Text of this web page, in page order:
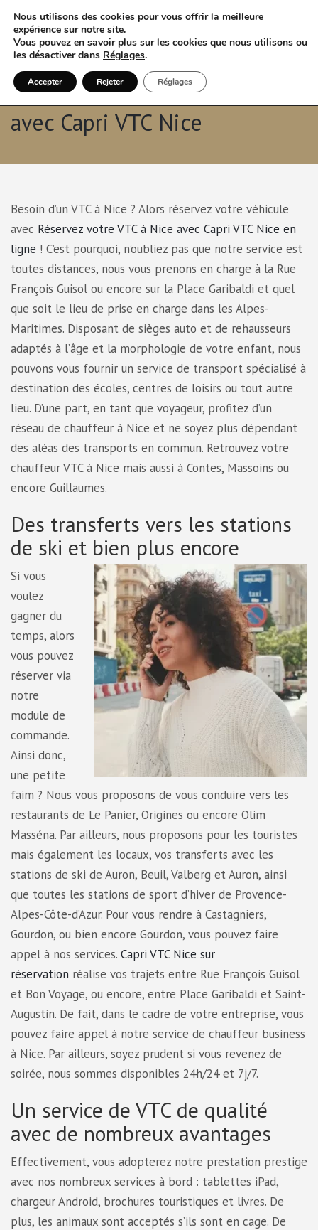
Réservez votre VTC à Nice
avec Capri VTC Nice
Besoin d’un VTC à Nice ? Alors réservez votre véhicule
avec Réservez votre VTC à Nice avec Capri VTC Nice en
ligne ! C’est pourquoi, n’oubliez pas que notre service est
toutes distances, nous vous prenons en charge à la Rue
François Guisol ou encore sur la Place Garibaldi et quel
que soit le lieu de prise en charge dans les Alpes-
Maritimes. Disposant de sièges auto et de rehausseurs
adaptés à l’âge et la morphologie de votre enfant, nous
pouvons vous fournir un service de transport spécialisé à
destination des écoles, centres de loisirs ou tout autre
lieu. D’une part, en tant que voyageur, profitez d’un
réseau de chauffeur à Nice et ne soyez plus dépendant
des aléas des transports en commun. Retrouvez votre
chauffeur VTC à Nice mais aussi à Contes, Massoins ou
encore Guillaumes.
Des transferts vers les stations
de ski et bien plus encore
Si vous
voulez
gagner du
temps, alors
vous pouvez
réserver via
notre
module de
commande.
Ainsi donc,
une petite
faim ? Nous vous proposons de vous conduire vers les
restaurants de Le Panier, Origines ou encore Olim
Masséna. Par ailleurs, nous proposons pour les touristes
mais également les locaux, vos transferts avec les
stations de ski de Auron, Beuil, Valberg et Auron, ainsi
que toutes les stations de sport d’hiver de Provence-
Alpes-Côte-d’Azur. Pour vous rendre à Castagniers,
Gourdon, ou bien encore Gourdon, vous pouvez faire
appel à nos services. Capri VTC Nice sur
réservation réalise vos trajets entre Rue François Guisol
et Bon Voyage, ou encore, entre Place Garibaldi et Saint-
Augustin. De fait, dans le cadre de votre entreprise, vous
pouvez faire appel à notre service de chauffeur business
à Nice. Par ailleurs, soyez prudent si vous revenez de
soirée, nous sommes disponibles 24h/24 et 7j/7.
Un service de VTC de qualité
avec de nombreux avantages
Effectivement, vous adopterez notre prestation prestige
avec nos nombreux services à bord : tablettes iPad,
chargeur Android, brochures touristiques et livres. De
plus, les animaux sont acceptés s’ils sont en cage. De
Nous utilisons des cookies pour vous offrir la meilleure
expérience sur notre site.
Vous pouvez en savoir plus sur les cookies que nous utilisons ou
les désactiver dans Réglages.
Accepter Rejeter Réglages